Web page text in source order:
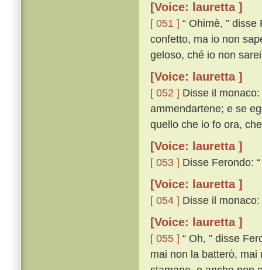
[Voice: lauretta ]
[ 051 ] “ Ohimè, ”
confetto, ma io non
geloso, ché io non
[Voice: lauretta ]
[ 052 ] Disse il
ammendartene; e se
quello che io fo ora,
[Voice: lauretta ]
[ 053 ] Disse Ferondo:
[Voice: lauretta ]
[ 054 ] Disse il monaco:
[Voice: lauretta ]
[ 055 ] “ Oh, ” disse
mai non la batterò,